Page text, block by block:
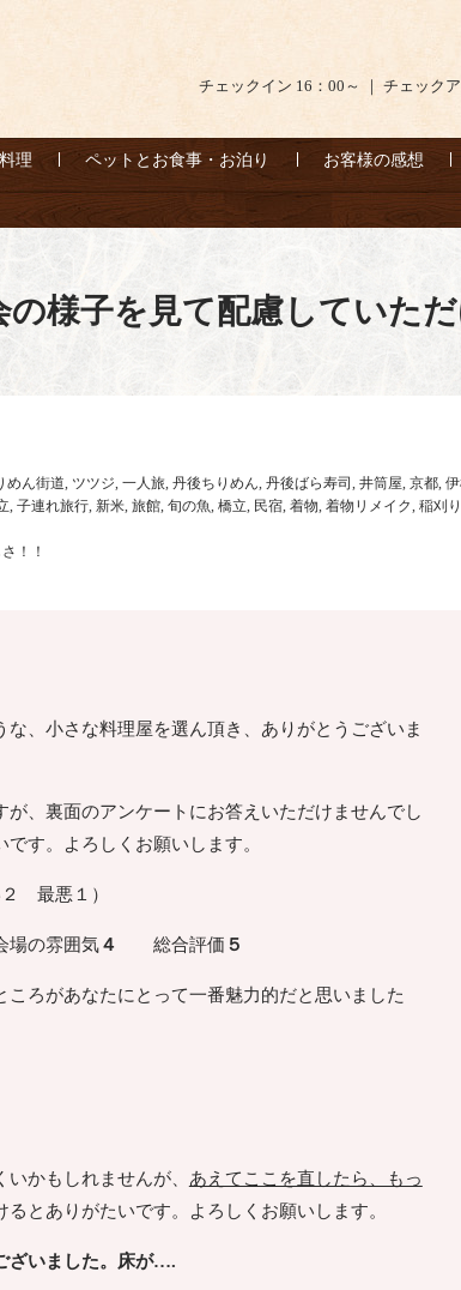
チェックイン 16：00～ ｜ チェック
理 ペットとお食事・お泊り お客様の感想
様子を見て配慮していた
めん街道, ツツジ, 一人旅, 丹後ちりめん, 丹後ばら寿司 , 井筒屋, 京都,
, 子連れ旅行, 新米, 旅館, 旬の魚, 橋立, 民宿, 着物, 着物リメイク, 稲刈
！！
、小さな料理屋を選ん頂き、ありがとうございま
、裏面のアンケートにお答えいただけませんでし
す。よろしくお願いします。
最悪１）
の雰囲気４ 総合評価 ５
ろがあなたにとって一番魅力的だと思いました
かもしれませんが、 あえてここを直したら、もっ
とありがたいです。よろしくお願いします。
ざいました。床が….